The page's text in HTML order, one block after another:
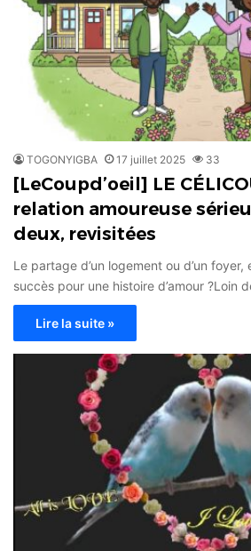
TOGONYIGBA 17 juillet 2025 33
[LeCoupd’oeil] LE
relation amoureuse
deux, revisitées
Le partage d’un logement ou d’un
succès pour une histoire d’amour ?Loin
Lire la suite »